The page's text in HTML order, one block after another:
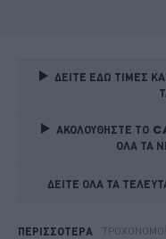
ΔΕΙΤΕ ΕΔΩ ΤΙΜΕΣ
ΑΚΟΛΟΥΘΗΣΤΕ ΤΟ
ΟΛΑ ΤΑ
ΔΕΙΤΕ ΟΛΑ ΤΑ
ΠΕΡΙΣΣΟΤΕΡΑ ΤΡΟΧΟΝΌΜΟΙ